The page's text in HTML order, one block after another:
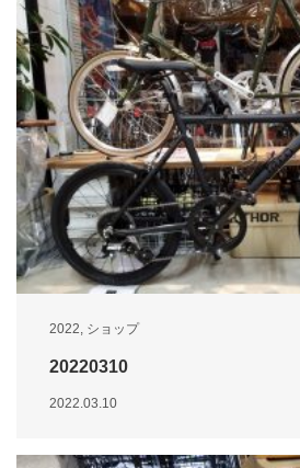
2022, ショップ
20220310
2022.03.10